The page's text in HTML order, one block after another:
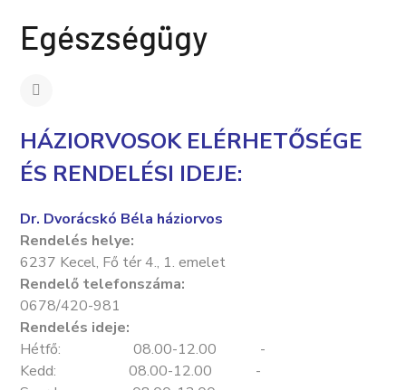
Egészségügy
HÁZIORVOSOK ELÉRHETŐSÉGE
ÉS RENDELÉSI IDEJE:
Dr. Dvorácskó Béla háziorvos
Rendelés helye:
6237 Kecel, Fő tér 4., 1. emelet
Rendelő telefonszáma:
0678/420-981
Rendelés ideje:
Hétfő: 08.00-12.00 -
Kedd: 08.00-12.00 -